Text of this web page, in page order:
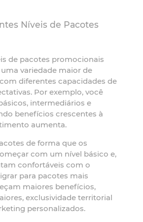
Níveis de Pacotes
de pacotes promocionais
variedade maior de
diferentes capacidades de
Por exemplo, você
intermediários e
benefícios crescentes à
aumenta.
de forma que os
com um nível básico e,
confortáveis com o
para pacotes mais
maiores benefícios,
exclusividade territorial
personalizados.